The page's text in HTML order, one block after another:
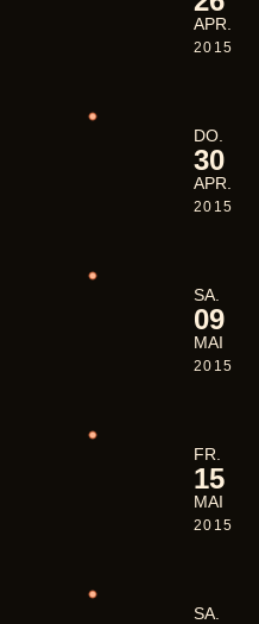
APR.
2015
DO.
30
APR.
2015
SA.
09
MAI
2015
FR.
15
MAI
2015
SA.